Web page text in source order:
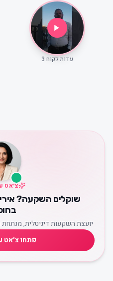
עדות לקוח 3
צ׳אט
שוקלים השקעה?
יועצת השקעות דיגיטלית,
פתחו צ׳אט